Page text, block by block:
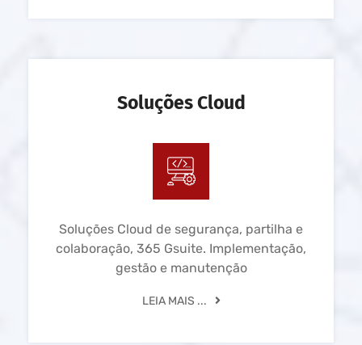
Soluções Cloud
Soluções Cloud de segurança, partilha e
colaboração, 365 Gsuite. Implementação,
gestão e manutenção
LEIA MAIS ...